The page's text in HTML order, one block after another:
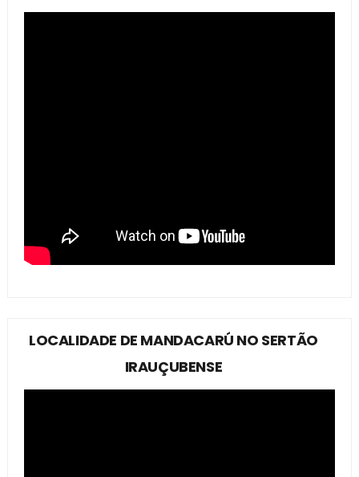
LOCALIDADE DE MANDACARÚ NO SERTÃO
IRAUÇUBENSE